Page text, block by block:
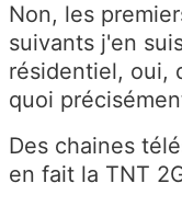
Non, les
suivants j'en
résidentiel, oui,
quoi
Des chaines
en fait la TNT